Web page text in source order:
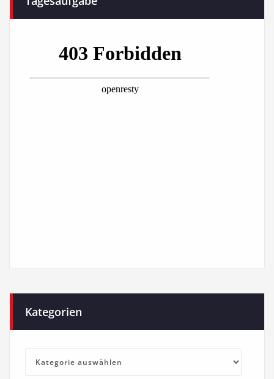
Kategorien
Kategorien